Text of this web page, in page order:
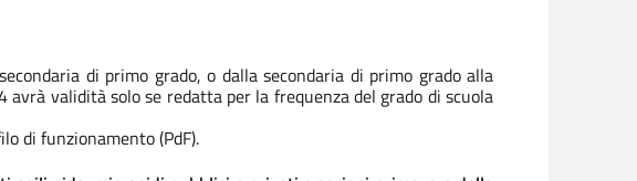
di primo grado, o dalla secondaria di primo grado alla
validità solo se redatta per la frequenza del grado di scuola
di funzionamento (PdF).